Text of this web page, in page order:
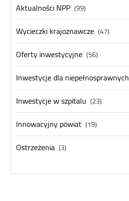
Aktualności NPP (99)
Wycieczki krajoznawcze (47)
Oferty inwestycyjne (56)
Inwestycje dla niepełnosprawnych
Inwestycje w szpitalu (23)
Innowacyjny powiat (19)
Ostrzeżenia (3)